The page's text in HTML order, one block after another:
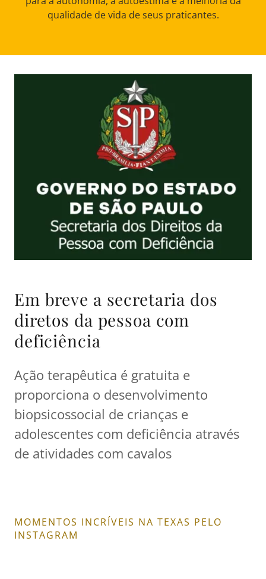
qualidade de vida de seus praticantes.
Em breve a secretaria dos
diretos da pessoa com
deficiência
Ação terapêutica é gratuita e
proporciona o desenvolvimento
biopsicossocial de crianças e
adolescentes com deficiência através
de atividades com cavalos
MOMENTOS INCRÍVEIS NA TEXAS PELO
INSTAGRAM